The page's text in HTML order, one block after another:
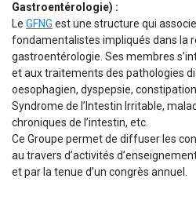
Gastroentérologie) :
Le GFNG est une structure qui
fondamentalistes impliqués dans la
gastroentérologie. Ses membres
et aux traitements des pathologies
oesophagien, dyspepsie,
Syndrome de l’Intestin Irritable,
chroniques de l’intestin, etc.
Ce Groupe permet de diffuser les
au travers d’activités
et par la tenue d’un congrès annuel.